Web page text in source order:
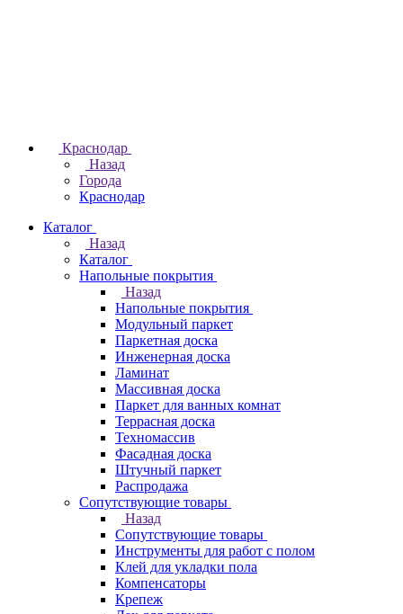
Краснодар
Назад
Города
Краснодар
Каталог
Назад
Каталог
Напольные покрытия
Назад
Напольные покрытия
Модульный паркет
Паркетная доска
Инженерная доска
Ламинат
Массивная доска
Паркет для ванных комнат
Террасная доска
Техномассив
Фасадная доска
Штучный паркет
Распродажа
Сопутствующие товары
Назад
Сопутствующие товары
Инструменты для работ с полом
Клей для укладки пола
Компенсаторы
Крепеж